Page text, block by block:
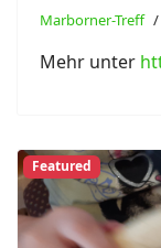
Marborner-Treff
Mehr unter
Featured